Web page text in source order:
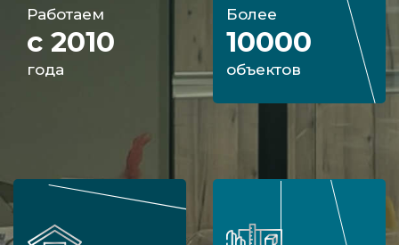
Работаем
с 2010
года
Более
10000
объектов